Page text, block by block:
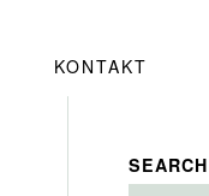
KONTAKT
SEARCH